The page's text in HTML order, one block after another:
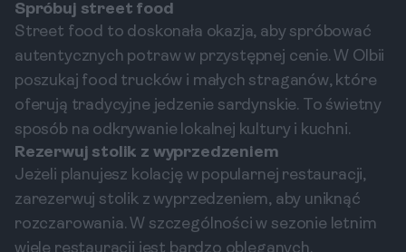
Spróbuj street food
Street food to doskonała okazja, aby spróbować
autentycznych potraw w przystępnej cenie. W Olbii
poszukaj food trucków i małych straganów, które
oferują tradycyjne jedzenie sardynskie. To świetny
sposób na odkrywanie lokalnej kultury i kuchni.
Rezerwuj stolik z wyprzedzeniem
Jeżeli planujesz kolację w popularnej restauracji,
zarezerwuj stolik z wyprzedzeniem, aby uniknąć
rozczarowania. W szczególności w sezonie letnim